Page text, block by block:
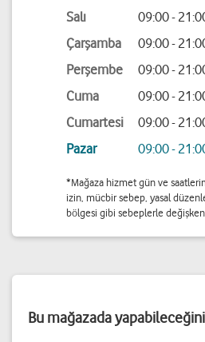
Salı
09:00 -
Çarşamba
09:00 -
Perşembe
09:00 -
Cuma
09:00 -
Cumartesi
09:00 -
Pazar
09:00 -
*Mağaza hizmet gün ve
izin, mücbir sebep, yasal
bölgesi gibi sebeplerle
Bu mağazada